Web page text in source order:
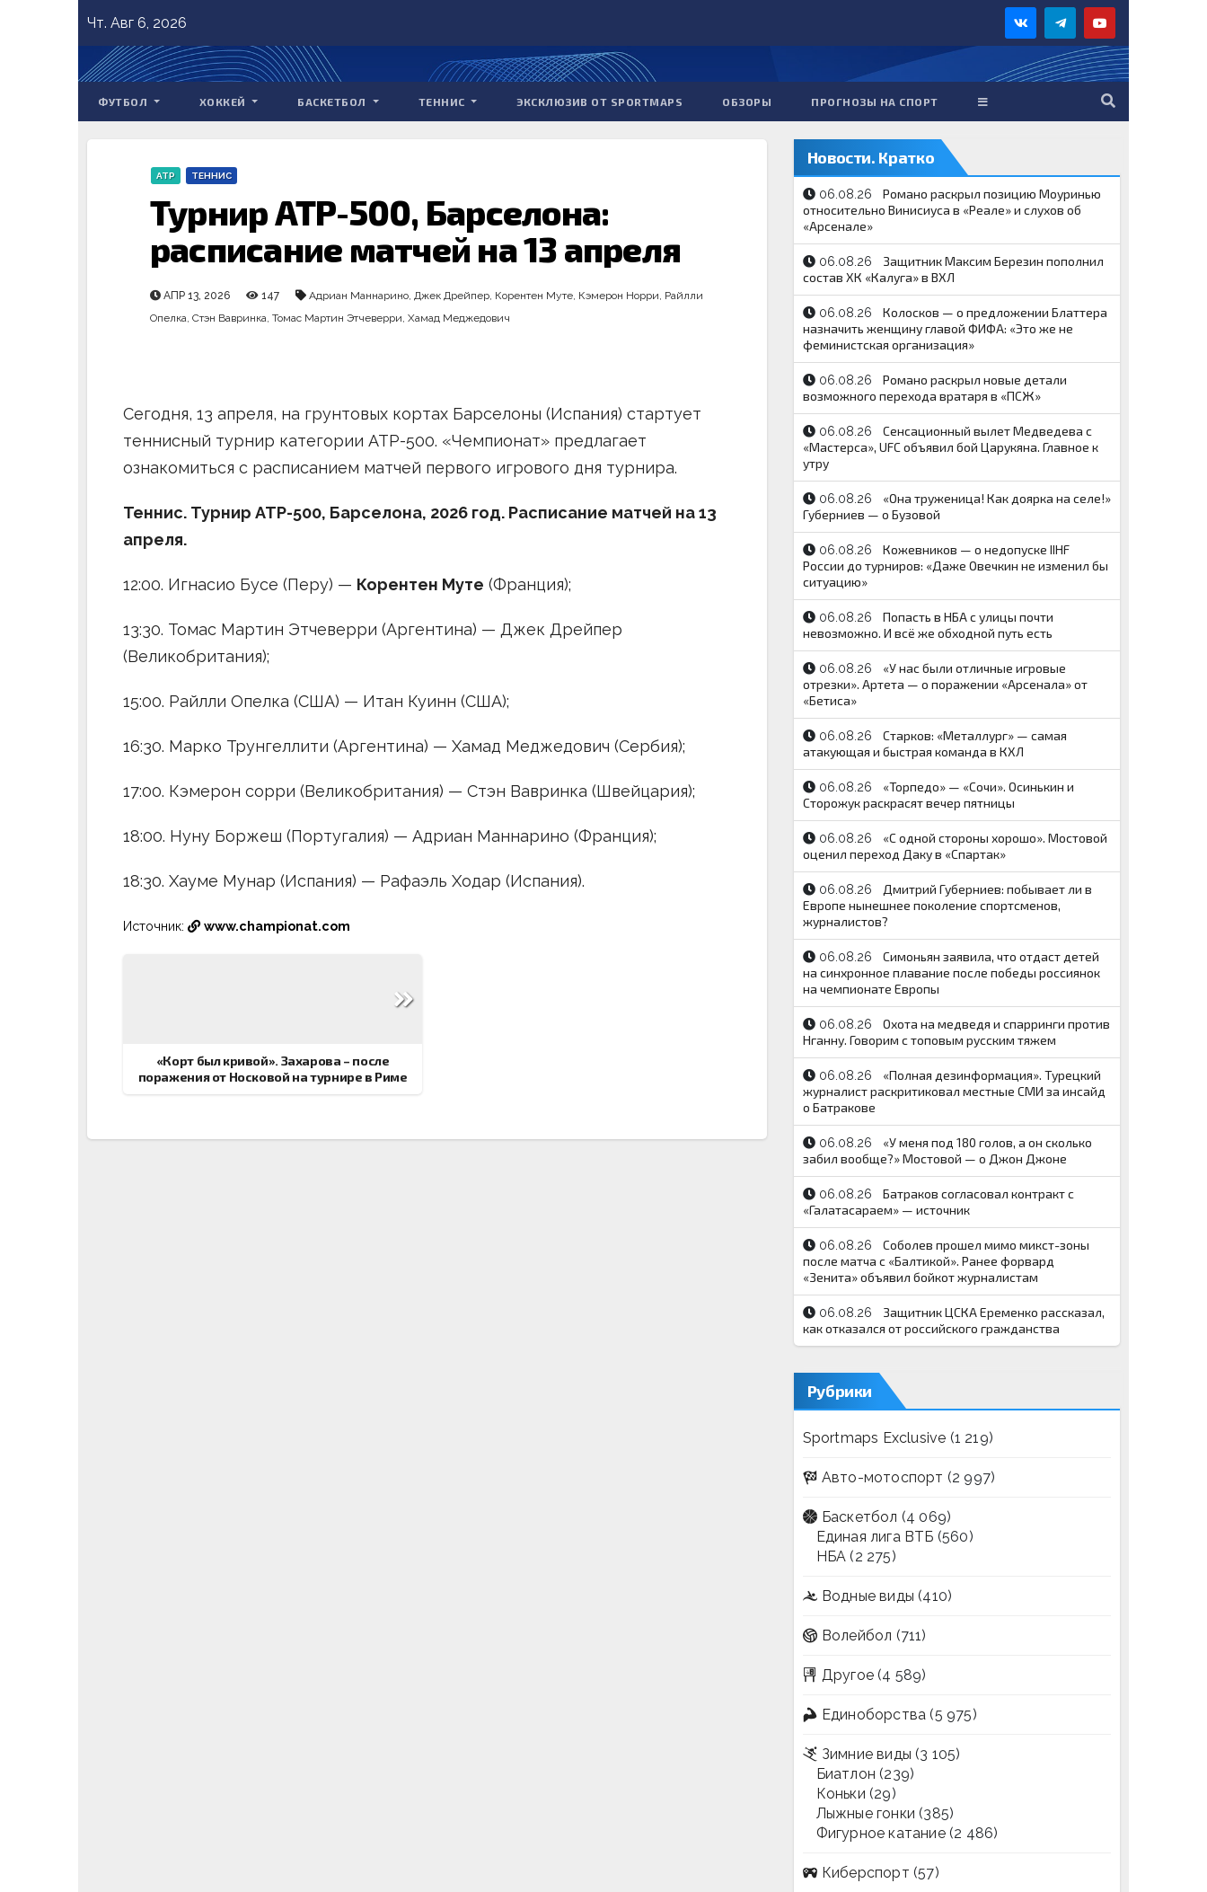
content
Чт. Авг 6, 2026
ФУТБОЛ ХОККЕЙ БАСКЕТБОЛ ТЕННИС ЭКСКЛЮЗИВ ОТ SPORTMAPS ОБЗОРЫ ПРОГНОЗЫ НА СПОРТ
ATP ТЕННИС
Турнир ATP-500, Барселона:
расписание матчей на 13 апреля
АПР 13, 2026 147 Адриан Маннарино, Джек Дрейпер, Корентен Муте, Кэмерон Норри, Райлли
Опелка, Стэн Вавринка, Томас Мартин Этчеверри, Хамад Меджедович
Сегодня, 13 апреля, на грунтовых кортах Барселоны (Испания) стартует
теннисный турнир категории ATP-500. «Чемпионат» предлагает
ознакомиться с расписанием матчей первого игрового дня турнира.
Теннис. Турнир ATP-500, Барселона, 2026 год. Расписание матчей на 13
апреля.
12:00. Игнасио Бусе (Перу) — Корентен Муте (Франция);
13:30. Томас Мартин Этчеверри (Аргентина) — Джек Дрейпер
(Великобритания);
15:00. Райлли Опелка (США) — Итан Куинн (США);
16:30. Марко Трунгеллити (Аргентина) — Хамад Меджедович (Сербия);
17:00. Кэмерон сорри (Великобритания) — Стэн Вавринка (Швейцария);
18:00. Нуну Боржеш (Португалия) — Адриан Маннарино (Франция);
18:30. Хауме Мунар (Испания) — Рафаэль Ходар (Испания).
Источник: www.championat.com
«Корт был кривой». Захарова – после
поражения от Носковой на турнире в Риме
Новости. Кратко
06.08.26
Романо раскрыл позицию Моуринью
относительно Винисиуса в «Реале» и слухов об
«Арсенале»
06.08.26
Защитник Максим Березин пополнил
состав ХК «Калуга» в ВХЛ
06.08.26
Колосков — о предложении Блаттера
назначить женщину главой ФИФА: «Это же не
феминистская организация»
06.08.26
Романо раскрыл новые детали
возможного перехода вратаря в «ПСЖ»
06.08.26
Сенсационный вылет Медведева с
«Мастерса», UFC объявил бой Царукяна. Главное к
утру
06.08.26
«Она труженица! Как доярка на селе!»
Губерниев — о Бузовой
06.08.26
Кожевников — о недопуске IIHF
России до турниров: «Даже Овечкин не изменил бы
ситуацию»
06.08.26
Попасть в НБА с улицы почти
невозможно. И всё же обходной путь есть
06.08.26
«У нас были отличные игровые
отрезки». Артета — о поражении «Арсенала» от
«Бетиса»
06.08.26
Старков: «Металлург» — самая
атакующая и быстрая команда в КХЛ
06.08.26
«Торпедо» — «Сочи». Осинькин и
Сторожук раскрасят вечер пятницы
06.08.26
«С одной стороны хорошо». Мостовой
оценил переход Даку в «Спартак»
06.08.26
Дмитрий Губерниев: побывает ли в
Европе нынешнее поколение спортсменов,
журналистов?
06.08.26
Симоньян заявила, что отдаст детей
на синхронное плавание после победы россиянок
на чемпионате Европы
06.08.26
Охота на медведя и спарринги против
Нганну. Говорим с топовым русским тяжем
06.08.26
«Полная дезинформация». Турецкий
журналист раскритиковал местные СМИ за инсайд
о Батракове
06.08.26
«У меня под 180 голов, а он сколько
забил вообще?» Мостовой — о Джон Джоне
06.08.26
Батраков согласовал контракт с
«Галатасараем» — источник
06.08.26
Соболев прошел мимо микст-зоны
после матча с «Балтикой». Ранее форвард
«Зенита» объявил бойкот журналистам
06.08.26
Защитник ЦСКА Еременко рассказал,
как отказался от российского гражданства
Рубрики
Sportmaps Exclusive (1 219)
Авто-мотоспорт (2 997)
Баскетбол (4 069)
Единая лига ВТБ (560)
НБА (2 275)
Водные виды (410)
Волейбол (711)
Другое (4 589)
Единоборства (5 975)
Зимние виды (3 105)
Биатлон (239)
Коньки (29)
Лыжные гонки (385)
Фигурное катание(2 486)
Киберспорт (57)